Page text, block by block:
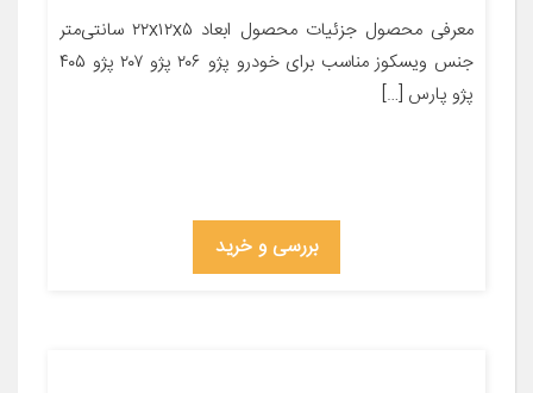
معرفی محصول جزئیات محصول ابعاد ۲۲x۱۲x۵ سانتی‌متر
جنس ویسکوز مناسب برای خودرو پژو ۲۰۶ پژو ۲۰۷ پژو ۴۰۵
پژو پارس […]
بررسی و خرید